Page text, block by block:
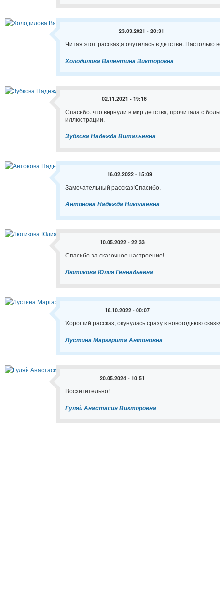
23.03.2021 - 20:31
Читая этот рассказ,я очутилась в детстве.
Холодилова Валентина Викторовна
02.11.2021 - 19:16
Спасибо. что вернули в мир детства, прочитала с
иллюстрации.
Зубкова Надежда Витальевна
16.02.2022 - 15:09
Замечательный рассказ!Спасибо.
Антонова Надежда Николаевна
10.05.2022 - 22:33
Спасибо за сказочное настроение!
Лютикова Юлия Геннадьевна
16.10.2022 - 00:07
Хороший рассказ, окунулась сразу в новогоднюю
Лустина Маргарита Антоновна
20.05.2024 - 10:51
Восхитительно!
Гуляй Анастасия Викторовна